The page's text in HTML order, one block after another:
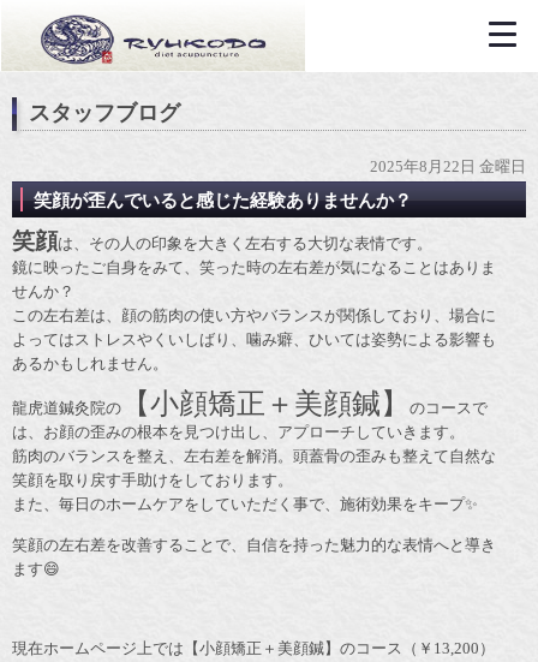
スタッフブログ
2025年8月22日 金曜日
笑顔が歪んでいると感じた経験ありませんか？
笑顔は、その人の印象を大きく左右する大切な表情です。
鏡に映ったご自身をみて、笑った時の左右差が気になることはありま
せんか？
この左右差は、顔の筋肉の使い方やバランスが関係しており、場合に
よってはストレスやくいしばり、噛み癖、ひいては姿勢による影響も
あるかもしれません。
龍虎道鍼灸院の 【小顔矯正＋美顔鍼】
のコースで
は、お顔の歪みの根本を見つけ出し、アプローチしていきます。
筋肉のバランスを整え、左右差を解消。頭蓋骨の歪みも整えて自然な
笑顔を取り戻す手助けをしております。
また、毎日のホームケアをしていただく事で、施術効果をキープ✨
笑顔の左右差を改善することで、自信を持った魅力的な表情へと導き
ます😄
現在ホームページ上では【小顔矯正＋美顔鍼】のコース（￥13,200）